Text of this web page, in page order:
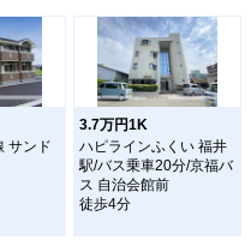
サンド
3.7万円1K
ハピラインふくい 福井
駅/バス乗車20分/京福バ
ス 自治会館前
徒歩4分